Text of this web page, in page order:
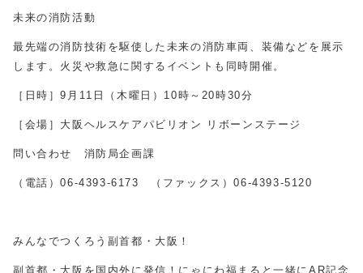
未来の消防活動
最先端の消防技術を駆使した未来の消防車両、装備などを展示
します。火災や救急に関するイベントも同時開催。
［日時］9月11日（木曜日）10時～20時30分
［会場］大阪ヘルスケアパビリオン リボーンステージ
問い合わせ 消防局企画課
（電話）06-4393-6173 （ファックス）06-4393-5120
みんなでつくろう副首都・大阪！
副首都・大阪を国内外に発信！にゃにわ福まると一緒にAR記念